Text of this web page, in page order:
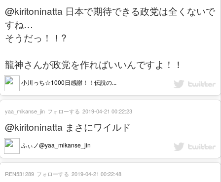
@kiritoninatta 日本で期待できる政党は全くないで
すね…
そうだっ！！?
龍神さんが政党を作ればいいんですよ！！
小川っち☆1000日感謝！！伝説の...
@kiritoninatta まさにワイルド
ふぃノ@yaa_mikanse_jin
yaa_mikanse_jin フォローする 2019-04-21 00:22:23
REN531289 フォローする 2019-04-21 00:22:48